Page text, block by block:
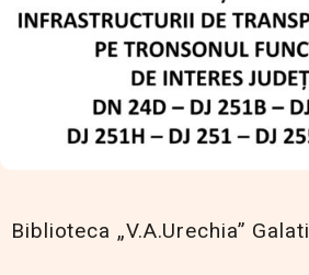
Biblioteca „V.A.Urechia” Galati